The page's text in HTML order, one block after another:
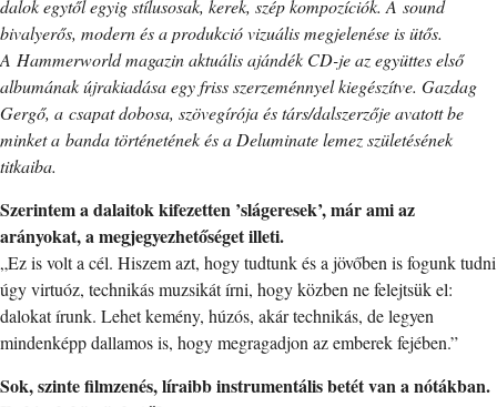
dalok egytől egyig stílusosak, kerek, szép kompozíciók. A sound
bivalyerős, modern és a produkció vizuális megjelenése is ütős.
A Hammerworld magazin aktuális ajándék CD-je az együttes első
albumának újrakiadása egy friss szerzeménnyel kiegészítve. Gazdag
Gergő, a csapat dobosa, szövegírója és társ/dalszerzője avatott be
minket a banda történetének és a Deluminate lemez születésének
titkaiba.
Szerintem a dalaitok kifezetten ’slágeresek’, már ami az
arányokat, a megjegyezhetőséget illeti.
„Ez is volt a cél. Hiszem azt, hogy tudtunk és a jövőben is fogunk tudni
úgy virtuóz, technikás muzsikát írni, hogy közben ne felejtsük el:
dalokat írunk. Lehet kemény, húzós, akár technikás, de legyen
mindenképp dallamos is, hogy megragadjon az emberek fejében.”
Sok, szinte filmzenés, líraibb instrumentális betét van a nótákban.